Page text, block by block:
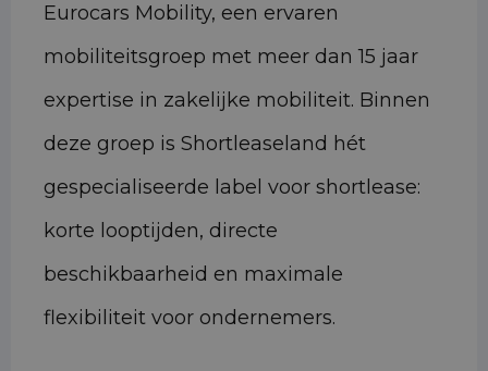
Eurocars Mobility, een ervaren
mobiliteitsgroep met meer dan 15 jaar
expertise in zakelijke mobiliteit. Binnen
deze groep is Shortleaseland hét
gespecialiseerde label voor shortlease:
korte looptijden, directe
beschikbaarheid en maximale
flexibiliteit voor ondernemers.